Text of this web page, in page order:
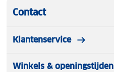
Contact
Klantenservice
Winkels & openingstijden